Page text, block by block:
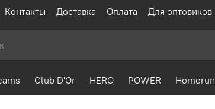
Контакты Доставка Оплата Для оптовиков
Club D'Or HERO POWER Homerun